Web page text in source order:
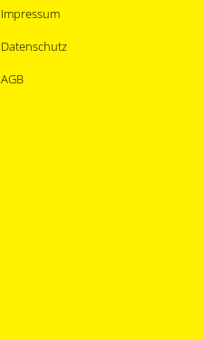
Impressum
Datenschutz
AGB